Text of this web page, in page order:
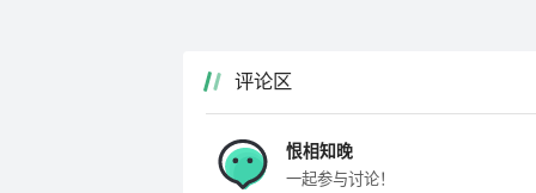
评论区
恨相知晚
一起参与讨论！